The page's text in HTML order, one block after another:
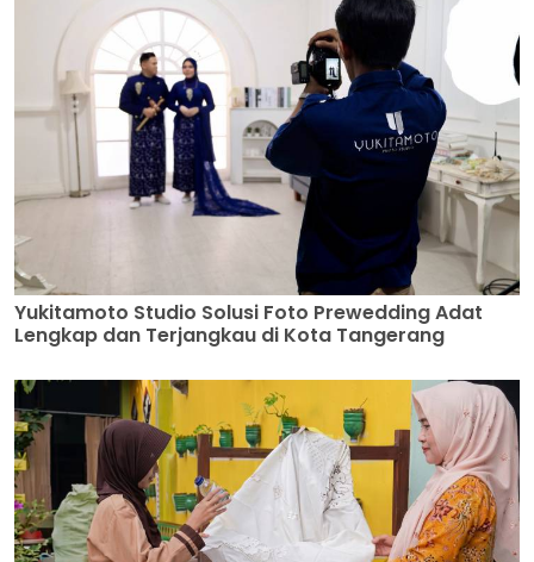
Yukitamoto Studio Solusi Foto Prewedding Adat
Lengkap dan Terjangkau di Kota Tangerang